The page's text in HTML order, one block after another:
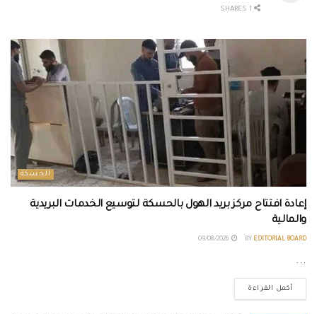
الحسكة
إعادة افتتاح مركز بريد الهول بالحسكة لتوسيع الخدمات البريدية
والمالية
BY EDITORIAL BOARD
...
أكمل القراءة